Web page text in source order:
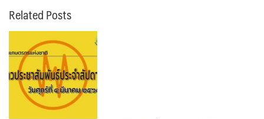
Related Posts